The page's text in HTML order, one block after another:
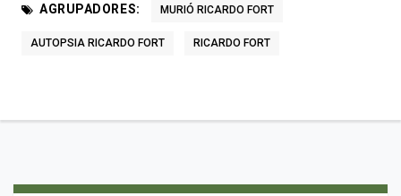
AGRUPADORES: MURIÓ RICARDO FORT
AUTOPSIA RICARDO FORT RICARDO FORT